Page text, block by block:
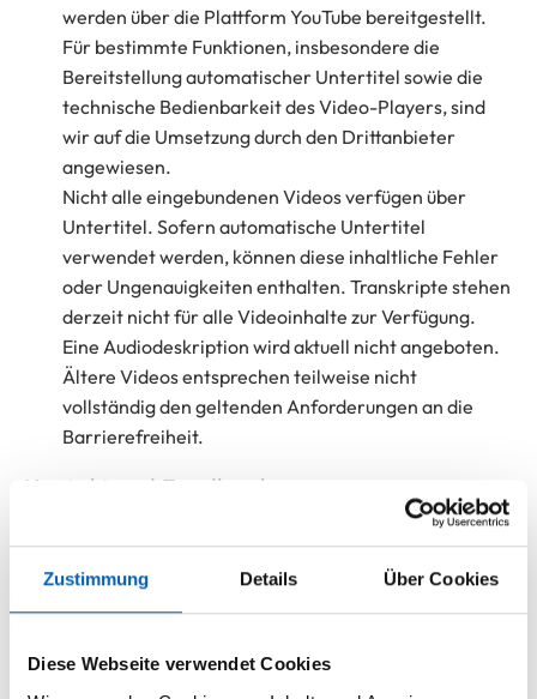
Zustimmung Details Über Cookies
Diese Webseite verwendet Cookies
werden über die Plattform YouTube bereitgestellt.
Für bestimmte Funktionen, insbesondere die
Bereitstellung automatischer Untertitel sowie die
technische Bedienbarkeit des Video-Players, sind
wir auf die Umsetzung durch den Drittanbieter
angewiesen.
Nicht alle eingebundenen Videos verfügen über
Untertitel. Sofern automatische Untertitel
verwendet werden, können diese inhaltliche Fehler
oder Ungenauigkeiten enthalten. Transkripte stehen
derzeit nicht für alle Videoinhalte zur Verfügung.
Eine Audiodeskription wird aktuell nicht angeboten.
Ältere Videos entsprechen teilweise nicht
vollständig den geltenden Anforderungen an die
Barrierefreiheit.
Kontakt und Feedback
Sollten Ihnen Mängel in Bezug auf die barrierefreie
Gestaltung von der Seite www.st-josef-stift.deauffallen